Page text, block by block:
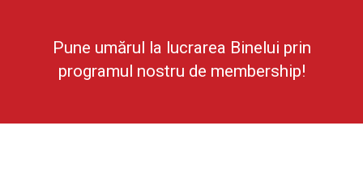
Pune umărul la lucrarea Binelui prin
programul nostru de membership!